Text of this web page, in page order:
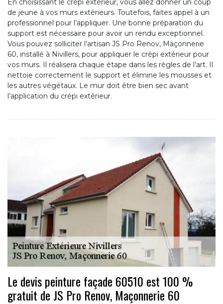
En choisissant le crépi extérieur, vous allez donner un coup
de jeune à vos murs extérieurs. Toutefois, faites appel à un
professionnel pour l’appliquer. Une bonne préparation du
support est nécessaire pour avoir un rendu exceptionnel.
Vous pouvez solliciter l’artisan JS Pro Renov, Maçonnerie
60, installé à Nivillers, pour appliquer le crépi extérieur pour
vos murs. Il réalisera chaque étape dans les règles de l’art. Il
nettoie correctement le support et élimine les mousses et
les autres végétaux. Le mur doit être bien sec avant
l’application du crépi extérieur.
Le devis peinture façade 60510 est 100 %
gratuit de JS Pro Renov, Maçonnerie 60